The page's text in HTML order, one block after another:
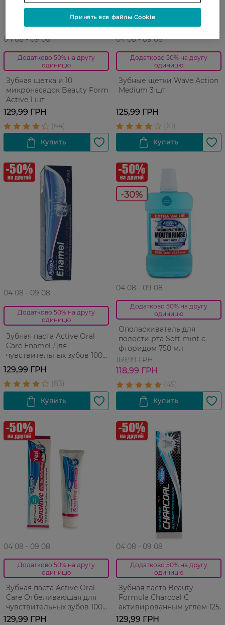
04 08 - 09 08
Додатково 50% на другу
одиницю
Зубная щетка и 10
микронасадок Beauty Form
Active 1 шт
129,99 ГРН
04 08 - 09 08
Додатково 50% на другу
одиницю
Зубные щетки Wave Action
Medium 3 шт
125,99 ГРН
04 08 - 09 08
Додатково 50% на другу
одиницю
Зубная паста Active Oral
Care Enamel Для
чувствительных зубов 100
мл
129,99 ГРН
-30%
04 08 - 09 08
Додатково 50% на другу
одиницю
Ополаскиватель для
полости рта Soft mint с
фторидом 750 мл
169,99 ГРН
118,99 ГРН
04 08 - 09 08
Додатково 50% на другу
одиницю
Зубная паста Active Oral
Care Отбеливающая для
чувствительных зубов 100
мл
129,99 ГРН
04 08 - 09 08
Додатково 50% на другу
одиницю
Зубная паста Beauty
Formula Charcoal С
активированным углем 125
мл
129,99 ГРН
Принять все файлы Cookie